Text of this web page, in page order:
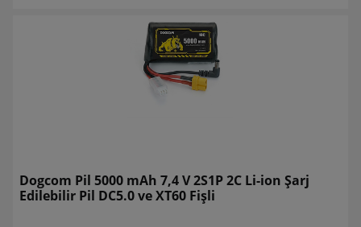
Dogcom Pil 5000 mAh 7,4 V 2S1P 2C Li-ion Şarj
Edilebilir Pil DC5.0 ve XT60 Fişli